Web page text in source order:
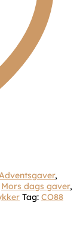
,
Mors dags gaver,
Tag: CO88